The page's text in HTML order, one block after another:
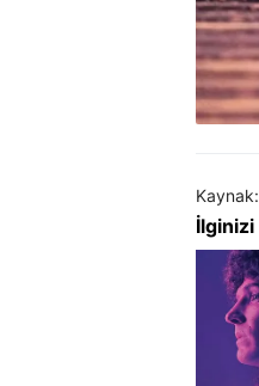
Kaynak: